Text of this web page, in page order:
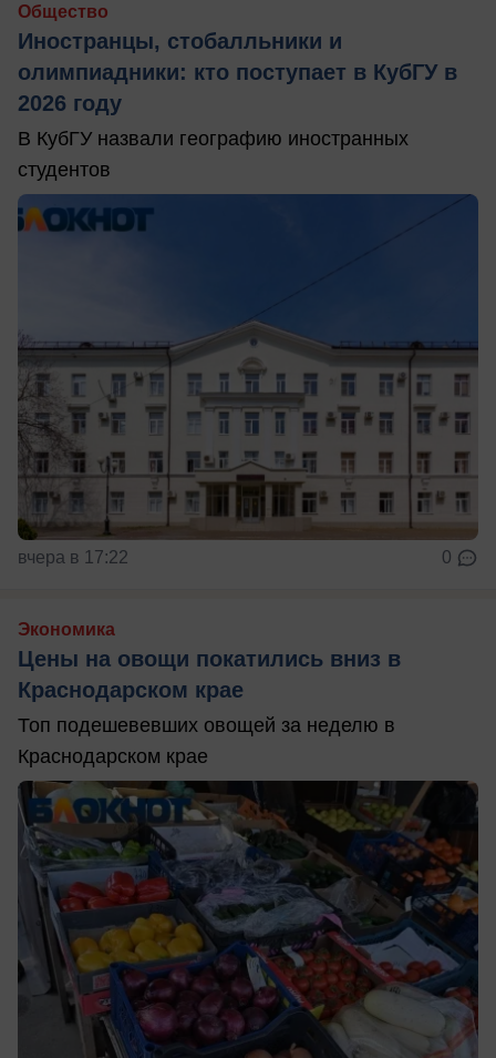
Общество
Иностранцы, стобалльники и
олимпиадники: кто поступает в КубГУ в
2026 году
В КубГУ назвали географию иностранных
студентов
вчера в 17:22 0
Экономика
Цены на овощи покатились вниз в
Краснодарском крае
Топ подешевевших овощей за неделю в
Краснодарском крае